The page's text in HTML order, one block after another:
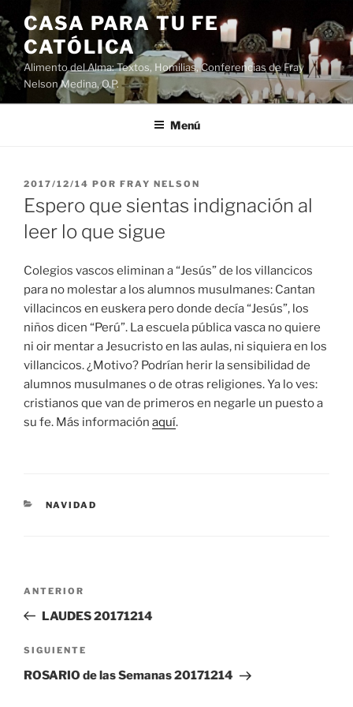
Saltar
al
contenido
CASA PARA TU FE
CATÓLICA
Alimento del Alma: Textos, Homilias, Conferencias de Fray
Nelson Medina, O.P.
Menú
PUBLICADO
EL
2017/12/14 POR FRAY NELSON
Espero que sientas indignación al
leer lo que sigue
Colegios vascos eliminan a “Jesús” de los villancicos
para no molestar a los alumnos musulmanes: Cantan
villacincos en euskera pero donde decía “Jesús”, los
niños dicen “Perú”. La escuela pública vasca no quiere
ni oir mentar a Jesucristo en las aulas, ni siquiera en los
villancicos. ¿Motivo? Podrían herir la sensibilidad de
alumnos musulmanes o de otras religiones. Ya lo ves:
cristianos que van de primeros en negarle un puesto a
su fe. Más información aquí.
CATEGORÍAS
NAVIDAD
entradas
Entrada
anterior:
ANTERIOR
LAUDES 20171214
Siguiente
entrada
SIGUIENTE
ROSARIO de las Semanas 20171214